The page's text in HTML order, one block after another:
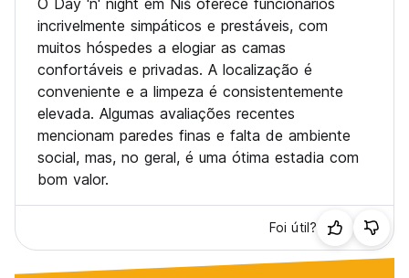
O Day 'n' night em Niš oferece funcionários
incrivelmente simpáticos e prestáveis, com
muitos hóspedes a elogiar as camas
confortáveis e privadas. A localização é
conveniente e a limpeza é consistentemente
elevada. Algumas avaliações recentes
mencionam paredes finas e falta de ambiente
social, mas, no geral, é uma ótima estadia com
bom valor.
Foi útil?